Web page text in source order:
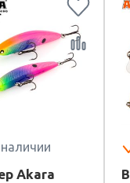
Akara